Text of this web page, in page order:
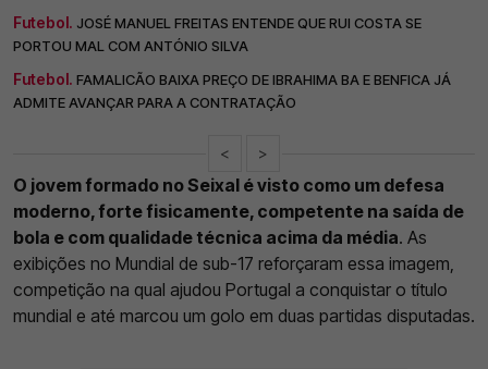
Futebol. JOSÉ MANUEL FREITAS ENTENDE QUE RUI COSTA SE
PORTOU MAL COM ANTÓNIO SILVA
Futebol. FAMALICÃO BAIXA PREÇO DE IBRAHIMA BA E BENFICA JÁ
ADMITE AVANÇAR PARA A CONTRATAÇÃO
< >
O jovem formado no Seixal é visto como um defesa
moderno, forte fisicamente, competente na saída de
bola e com qualidade técnica acima da média. As
exibições no Mundial de sub-17 reforçaram essa imagem,
competição na qual ajudou Portugal a conquistar o título
mundial e até marcou um golo em duas partidas disputadas.